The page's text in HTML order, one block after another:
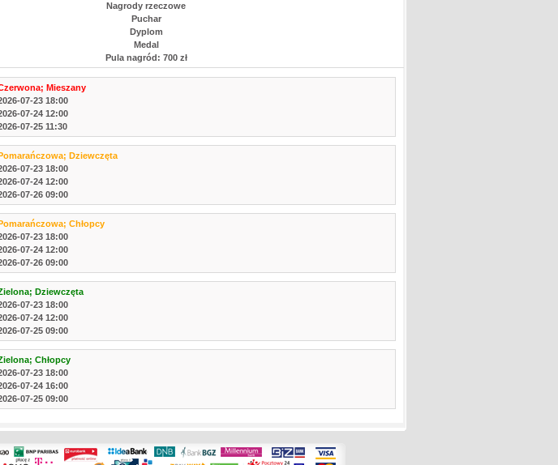
Nagrody rzeczowe
Puchar
Dyplom
Medal
Pula nagród: 700 zł
Mieszany
07-23 18:00
07-24 12:00
07-25 11:30
Dziewczęta
07-23 18:00
07-24 12:00
07-26 09:00
Chłopcy
07-23 18:00
07-24 12:00
07-26 09:00
Dziewczęta
07-23 18:00
07-24 12:00
07-25 09:00
Chłopcy
07-23 18:00
07-24 16:00
07-25 09:00